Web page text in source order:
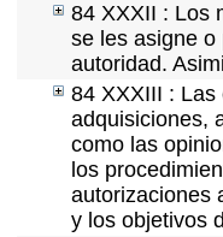
84 XXXII : Los
se les asigne
autoridad.
84 XXXIII :
adquisiciones,
como las
los
autorizaciones
y los objetivos